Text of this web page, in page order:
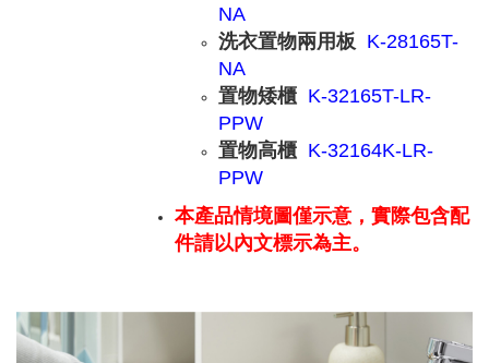
NA
洗衣置物兩用板 K-28165T-
NA
置物矮櫃 K-32165T-LR-
PPW
置物高櫃 K-32164K-LR-
PPW
本產品情境圖僅示意，實際包含配
件請以內文標示為主。